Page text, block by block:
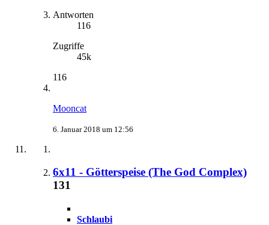
Antworten
116
Zugriffe
45k
116
Mooncat
6. Januar 2018 um 12:56
6x11 - Götterspeise (The God Complex)
131
Schlaubi